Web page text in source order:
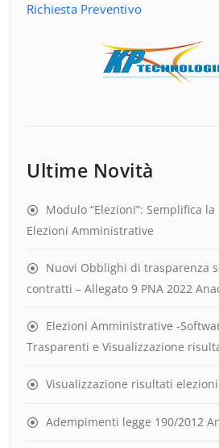
Richiesta Preventivo
Ultime Novità
Modulo “Elezioni”: Semplifica
Elezioni Amministrative
Nuovi Obblighi di trasparenza
contratti – Allegato 9 PNA 2022
Elezioni Amministrative -
Trasparenti e Visualizzazione
Visualizzazione risultati
Adempimenti legge 190/2012